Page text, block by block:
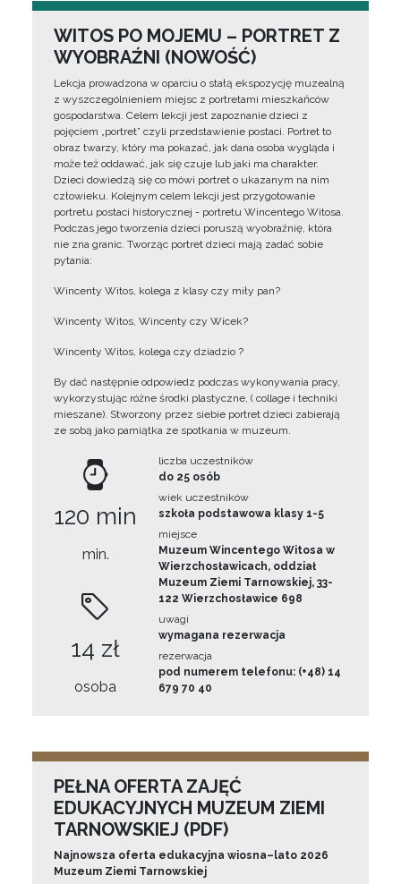
WITOS PO MOJEMU – PORTRET Z
WYOBRAŹNI (NOWOŚĆ)
Lekcja prowadzona w oparciu o stałą ekspozycję muzealną
z wyszczególnieniem miejsc z portretami mieszkańców
gospodarstwa. Celem lekcji jest zapoznanie dzieci z
pojęciem „portret” czyli przedstawienie postaci. Portret to
obraz twarzy, który ma pokazać, jak dana osoba wygląda i
może też oddawać, jak się czuje lub jaki ma charakter.
Dzieci dowiedzą się co mówi portret o ukazanym na nim
człowieku. Kolejnym celem lekcji jest przygotowanie
portretu postaci historycznej - portretu Wincentego Witosa.
Podczas jego tworzenia dzieci poruszą wyobraźnię, która
nie zna granic. Tworząc portret dzieci mają zadać sobie
pytania:
Wincenty Witos, kolega z klasy czy miły pan?
Wincenty Witos, Wincenty czy Wicek?
Wincenty Witos, kolega czy dziadzio ?
By dać następnie odpowiedz podczas wykonywania pracy,
wykorzystując różne środki plastyczne, ( collage i techniki
mieszane). Stworzony przez siebie portret dzieci zabierają
ze sobą jako pamiątka ze spotkania w muzeum.
120 min
min.
14 zł
osoba
liczba uczestników
do 25 osób
wiek uczestników
szkoła podstawowa klasy 1-5
miejsce
Muzeum Wincentego Witosa w
Wierzchosławicach, oddział
Muzeum Ziemi Tarnowskiej, 33-
122 Wierzchosławice 698
uwagi
wymagana rezerwacja
rezerwacja
pod numerem telefonu: (+48) 14
679 70 40
PEŁNA OFERTA ZAJĘĆ
EDUKACYJNYCH MUZEUM ZIEMI
TARNOWSKIEJ (PDF)
Najnowsza oferta edukacyjna wiosna–lato 2026
Muzeum Ziemi Tarnowskiej